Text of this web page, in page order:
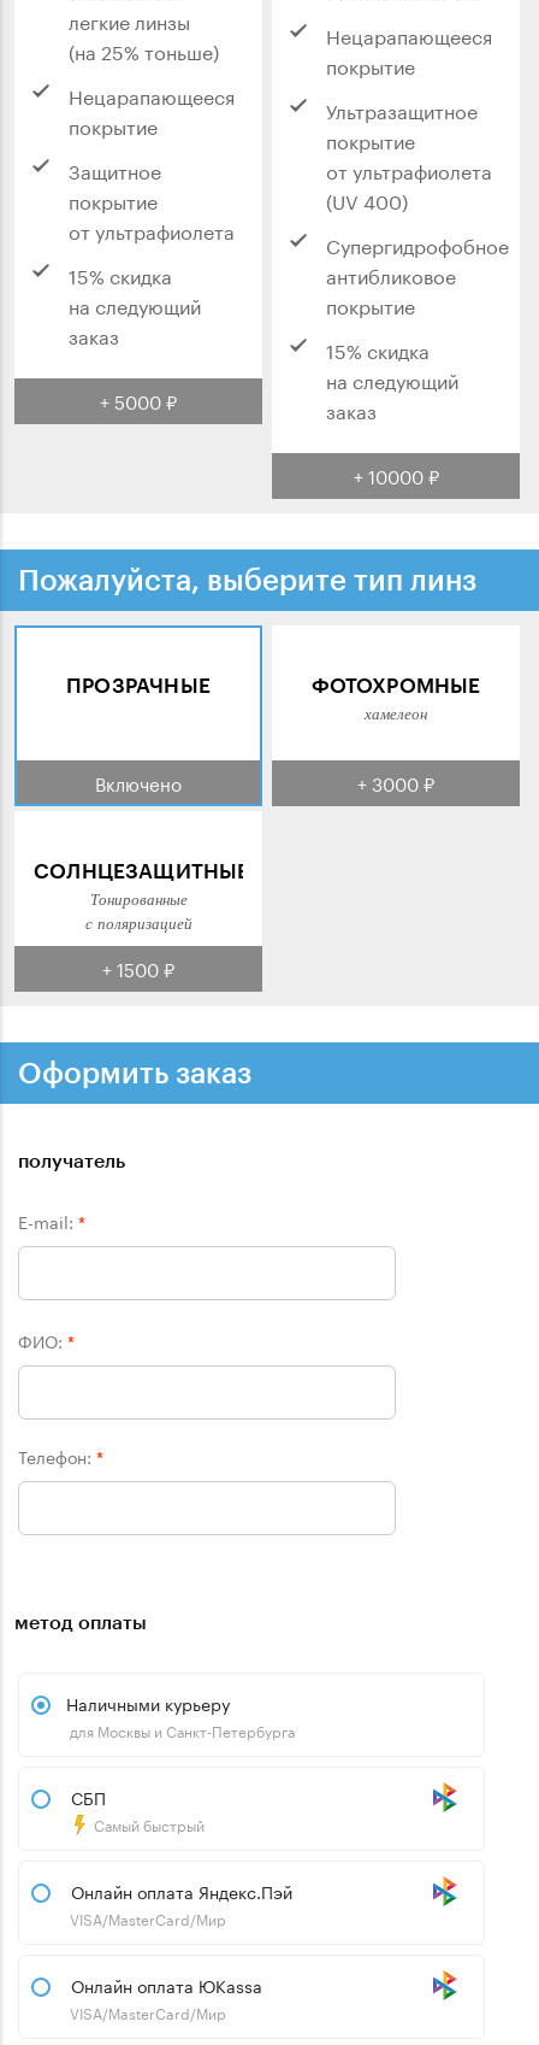
легкие линзы
(на 25% тоньше)
Нецарапающееся
покрытие
Защитное
покрытие
от ультрафиолета
15% скидка
на следующий
заказ
+ 5000 ₽
Нецарапающееся
покрытие
Ультразащитное
покрытие
от ультрафиолета
(UV 400)
Супергидрофобное
антибликовое
покрытие
15% скидка
на следующий
заказ
+ 10000 ₽
Пожалуйста, выберите тип линз
ПРОЗРАЧНЫЕ
Включено
ФОТОХРОМНЫЕ
хамелеон
+ 3000 ₽
СОЛНЦЕЗАЩИТНЫЕ
Тонированные
с поляризацией
+ 1500 ₽
Оформить заказ
получатель
E-mail: *
ФИО: *
Телефон: *
метод оплаты
Наличными курьеру
для Москвы и Санкт-Петербурга
СБП
Самый быстрый
Онлайн оплата Яндекс.Пэй
VISA/MasterCard/Мир
Онлайн оплата ЮKassa
VISA/MasterCard/Мир